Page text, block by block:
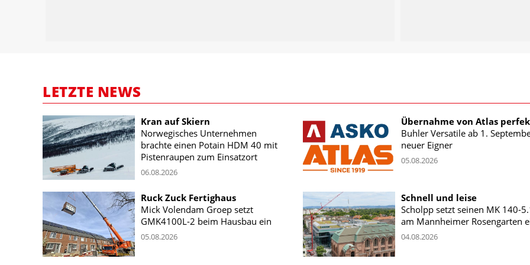
LETZTE NEWS
Kran auf Skiern
Norwegisches Unternehmen
brachte einen Potain HDM 40 mit
Pistenraupen zum Einsatzort
06.08.2026
Übernahme von Atlas
Buhler Versatile ab 1.
neuer Eigner
05.08.2026
Ruck Zuck Fertighaus
Mick Volendam Groep setzt
GMK4100L-2 beim Hausbau ein
05.08.2026
Schnell und leise
Scholpp setzt seinen MK 140-
am Mannheimer Rosengarten
04.08.2026